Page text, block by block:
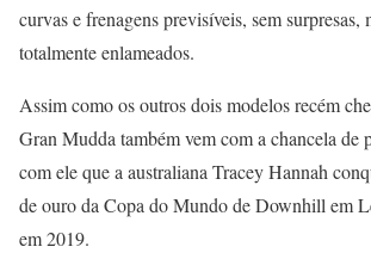
curvas e frenagens previsíveis, sem surpresas,
totalmente enlameados.
Assim como os outros dois modelos recém
Gran Mudda também vem com a chancela de
com ele que a australiana Tracey Hannah
de ouro da Copa do Mundo de Downhill em
em 2019.